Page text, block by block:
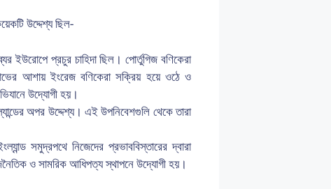
উদ্দেশ্য ছিল-
ইউরোপে প্রচুর চাহিদা ছিল। পোর্তুগিজ বণিকেরা
আশায় ইংরেজ বণিকেরা সক্রিয় হয়ে ওঠে ও
উদ্যোগী হয়।
অপর উদ্দেশ্য। এই উপনিবেশগুলি থেকে তারা
সমুদ্রপথে নিজেদের প্রভাববিস্তারের দ্বারা
ও সামরিক আধিপত্য স্থাপনে উদ্যোগী হয়।